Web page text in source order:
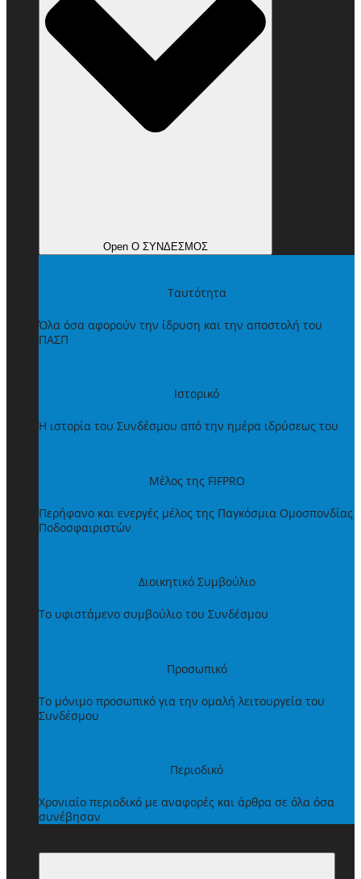
Open Ο ΣΥΝΔΕΣΜΟΣ
Ταυτότητα
Όλα όσα αφορούν την ίδρυση και την αποστολή του
ΠΑΣΠ
Ιστορικό
Η ιστορία του Συνδέσμου από την ημέρα ιδρύσεως του
Μέλος της FIFPRO
Περήφανο και ενεργές μέλος της Παγκόσμια Ομοσπονδίας
Ποδοσφαιριστών
Διοικητικό Συμβούλιο
Το υφιστάμενο συμβούλιο του Συνδέσμου
Προσωπικό
Το μόνιμο προσωπικό για την ομαλή λειτουργεία του
Συνδέσμου
Περιοδικό
Χρονιαίο περιοδικό με αναφορές και άρθρα σε όλα όσα
συνέβησαν